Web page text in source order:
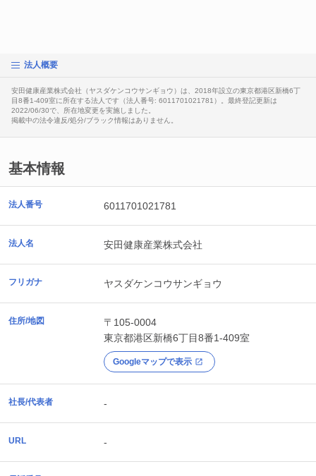
法人概要
安田健康産業株式会社（ヤスダケンコウサンギョウ）は、2018年設立の東京都港区新橋6丁
目8番1-409室に所在する法人です（法人番号: 6011701021781）。最終登記更新は
2022/06/30で、所在地変更を実施しました。
掲載中の法令違反/処分/ブラック情報はありません。
基本情報
法人番号 6011701021781
法人名 安田健康産業株式会社
フリガナ ヤスダケンコウサンギョウ
住所/地図
〒105-0004
東京都港区新橋6丁目8番1-409室
Googleマップで表示
社長/代表者 -
URL -